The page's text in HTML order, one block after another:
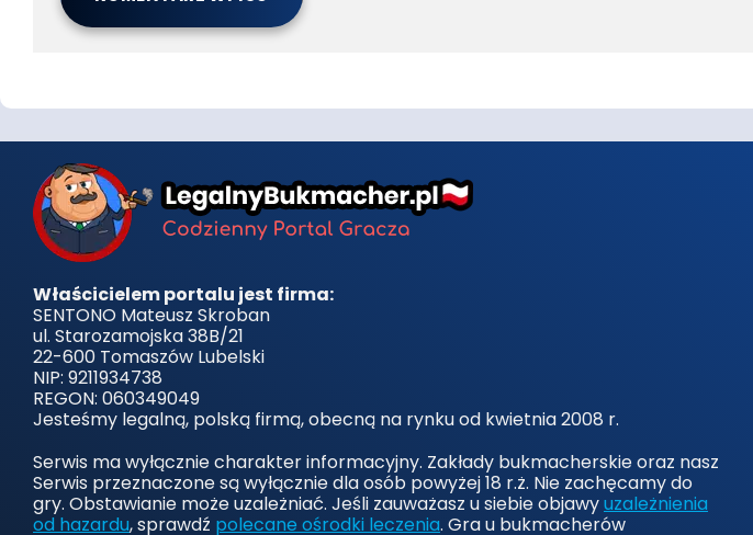
Właścicielem portalu jest firma:
SENTONO Mateusz Skroban
ul. Starozamojska 38B/21
22-600 Tomaszów Lubelski
NIP: 9211934738
REGON: 060349049
Jesteśmy legalną, polską firmą, obecną na rynku od kwietnia 2008 r.
Serwis ma wyłącznie charakter informacyjny. Zakłady bukmacherskie oraz nasz
Serwis przeznaczone są wyłącznie dla osób powyżej 18 r.ż. Nie zachęcamy do
gry. Obstawianie może uzależniać. Jeśli zauważasz u siebie objawyuzależnienia
od hazardu, sprawdź polecane ośrodki leczenia. Gra u bukmacherów